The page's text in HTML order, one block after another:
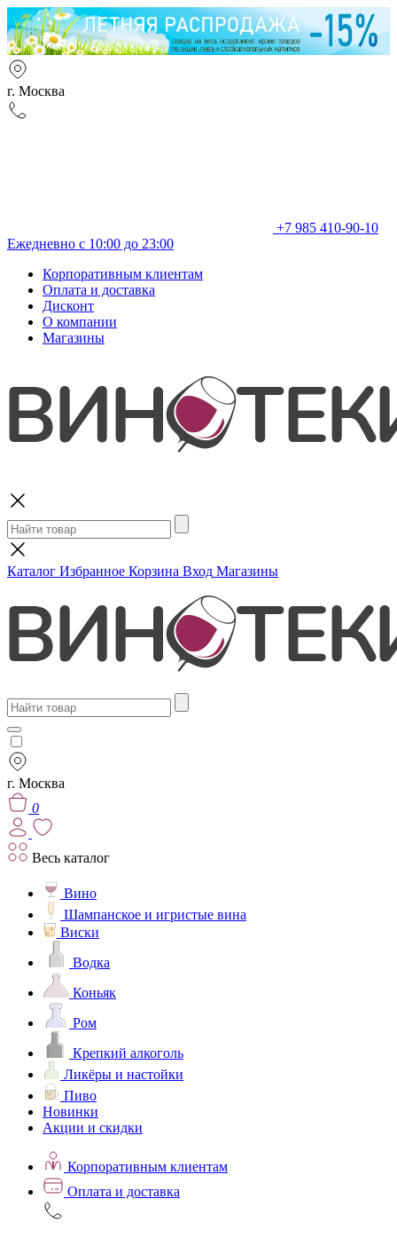
г. Москва
+7 985 410-90-10
Ежедневно с 10:00 до 23:00
Корпоративным клиентам
Оплата и доставка
Дисконт
О компании
Магазины
Каталог Избранное Корзина Вход Магазины
г. Москва
0
Весь каталог
Вино
Шампанское и игристые вина
Виски
Водка
Коньяк
Ром
Крепкий алкоголь
Ликёры и настойки
Пиво
Новинки
Акции и скидки
Корпоративным клиентам
Оплата и доставка